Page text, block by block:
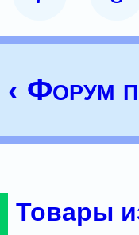
‹ Форум
Товары